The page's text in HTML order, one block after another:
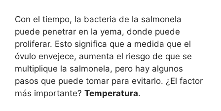
Con el tiempo, la bacteria de la salmonela
puede penetrar en la yema, donde puede
proliferar. Esto significa que a medida que el
óvulo envejece, aumenta el riesgo de que se
multiplique la salmonela, pero hay algunos
pasos que puede tomar para evitarlo. ¿El factor
más importante? Temperatura.